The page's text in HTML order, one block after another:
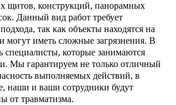
щитов, конструкций, панорамных
Данный вид работ требует
так как объекты находятся на
могут иметь сложные загрязнения. В
специалисты, которые занимаются
Мы гарантируем не только отличный
выполняемых действий, в
наши и ваши сотрудники будут
от травматизма.